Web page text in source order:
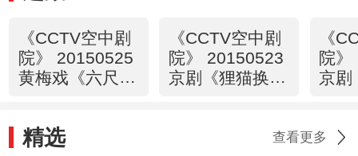
《CCTV空中剧
院》 20150525
黄梅戏《六尺
《CCTV空中剧
院》 20150523
京剧《狸猫换太
《
院》
京剧
精选 查看更多